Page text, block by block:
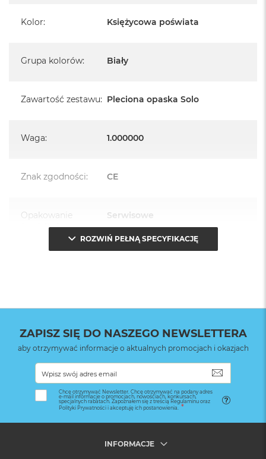
Kolor: Księżycowa poświata
Grupa kolorów: Biały
Zawartość zestawu: Pleciona opaska Solo
Waga: 1.000000
Znak zgodności: CE
Opakowanie
(pudełko):
Serwisowe
ROZWIŃ PEŁNĄ SPECYFIKACJĘ
ZAPISZ SIĘ DO NASZEGO NEWSLETTERA
aby otrzymywać informacje o aktualnych promocjach i okazjach
Chcę otrzymywać Newsletter. Chcę otrzymywać na podany adres
e-mail informacje o promocjach, nowościach, konkursach,
specjalnych rabatach. Zapoznałem się z treścią Regulaminu oraz
Polityki Prywatności i akceptuję ich postanowienia.
INFORMACJE